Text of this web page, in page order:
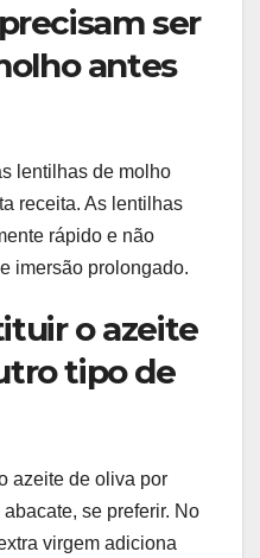
ser
antes
lentilhas de molho
receita. As lentilhas
rápido e não
imersão prolongado.
o azeite
tipo de
azeite de oliva por
se preferir. No
virgem adiciona